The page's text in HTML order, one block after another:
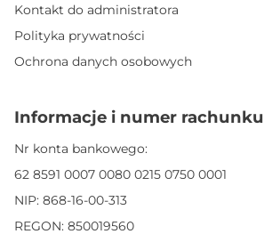
Kontakt do administratora
Polityka prywatności
Ochrona danych osobowych
Informacje i numer rachunku
Nr konta bankowego:
62 8591 0007 0080 0215 0750 0001
NIP: 868-16-00-313
REGON: 850019560